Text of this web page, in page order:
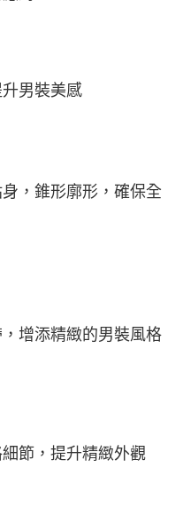
男裝美感
，錐形廓形，確保全
增添精緻的男裝風格
節，提升精緻外觀